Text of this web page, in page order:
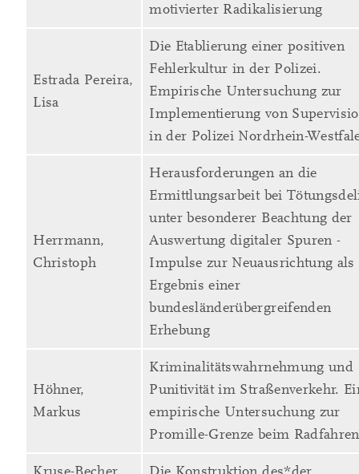
motivierter Radikalisierung
Estrada Pereira,
Lisa
Die Etablierung einer positiven
Fehlerkultur in der Polizei.
Empirische Untersuchung zur
Implementierung von
in der Polizei Nordrhein-
Herrmann,
Christoph
Herausforderungen an die
Ermittlungsarbeit bei
unter besonderer Beachtung der
Auswertung digitaler Spuren -
Impulse zur Neuausrichtung als
Ergebnis einer
bundesländerübergreifenden
Erhebung
Höhner,
Markus
Kriminalitätswahrnehmung und
Punitivität im Straßenverkehr.
empirische Untersuchung zur
Promille-Grenze beim Radfahren